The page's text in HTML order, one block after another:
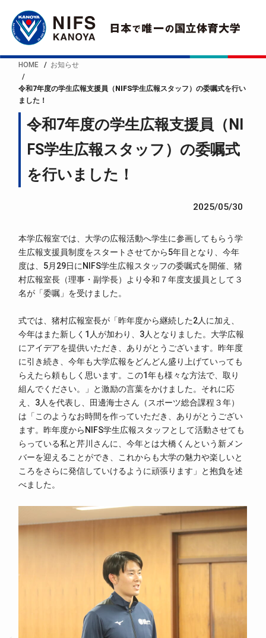
HOME お知らせ
令和7年度の学生広報支援員（NIFS学生広報スタッフ）の委嘱式を行い
ました！
令和7年度の学生広報支援員（NI
FS学生広報スタッフ）の委嘱式
を行いました！
2025/05/30
本学広報室では、大学の広報活動へ学生に参画してもらう学
生広報支援員制度をスタートさせてから5年目となり、今年
度は、5月29日にNIFS学生広報スタッフの委嘱式を開催、猪
村広報室長（理事・副学長）より令和７年度支援員として３
名が「委嘱」を受けました。
式では、猪村広報室長が「昨年度から継続した2人に加え、
今年はまた新しく1人が加わり、3人となりました。大学広報
にアイデアを提供いただき、ありがとうございます。昨年度
に引き続き、今年も大学広報をどんどん盛り上げていっても
らえたら頼もしく思います。この1年も様々な方法で、取り
組んでください。」と激励の言葉をかけました。それに応
え、3人を代表し、田邊海士さん（スポーツ総合課程３年）
は「このようなお時間を作っていただき、ありがとうござい
ます。昨年度からNIFS学生広報スタッフとして活動させても
らっている私と芹川さんに、今年とは大橋くんという新メン
バーを迎えることができ、これからも大学の魅力や楽しいと
ころをさらに発信していけるように頑張ります」と抱負を述
べました。